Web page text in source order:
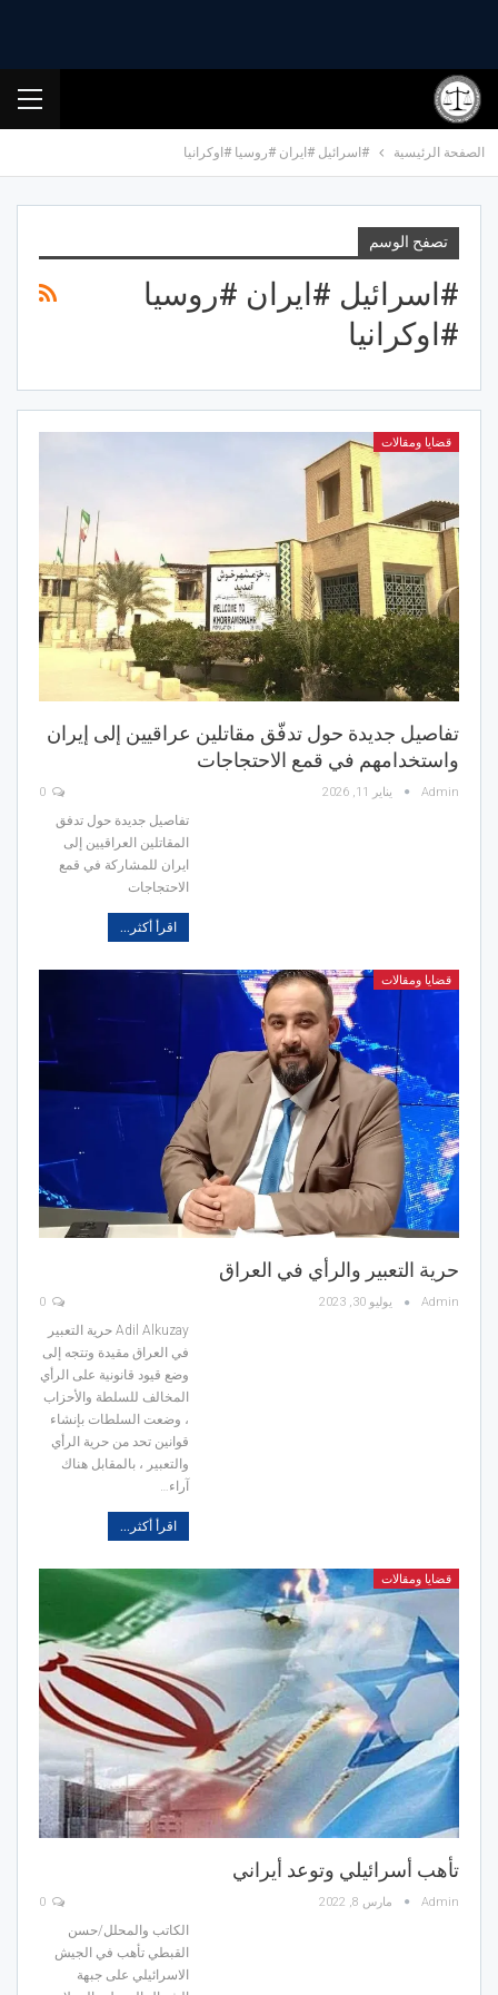
الصفحة الرئيسية #اسرائيل #ايران #روسيا #اوكرانيا
تصفح الوسم
#اسرائيل #ايران #روسيا
#اوكرانيا
قضايا ومقالات
تفاصيل جديدة حول تدفّق مقاتلين عراقيين إلى إيران
واستخدامهم في قمع الاحتجاجات
Admin يناير 11, 2026
تفاصيل جديدة حول تدفق
المقاتلين العراقيين إلى
ايران للمشاركة في قمع
الاحتجاجات
اقرأ أكثر...
قضايا ومقالات
حرية التعبير والرأي في العراق
Admin يوليو 30, 2023
Adil Alkuzay حرية التعبير
في العراق مقيدة وتتجه إلى
وضع قيود قانونية على الرأي
المخالف للسلطة والأحزاب
، وضعت السلطات بإنشاء
قوانين تحد من حرية الرأي
والتعبير ، بالمقابل هناك
آراء…
اقرأ أكثر...
قضايا ومقالات
تأهب أسرائيلي وتوعد أيراني
Admin مارس 8, 2022
الكاتب والمحلل/حسن
القبطي تأهب في الجيش
الاسرائيلي على جبهة